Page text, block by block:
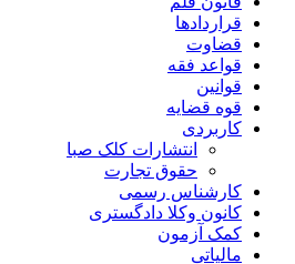
قراردادها
قضاوت
قواعد فقه
قوانین
قوه قضایه
کاربردی
انتشارات کلک صبا
حقوق تجارت
کارشناس رسمی
کانون وکلا دادگستری
کمک آزمون
مالیاتی